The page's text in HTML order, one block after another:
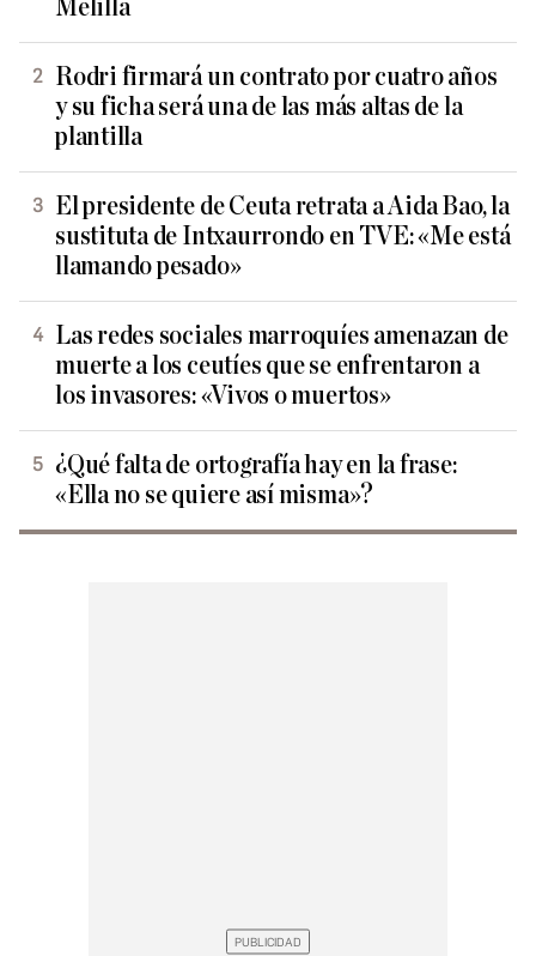
Melilla
Rodri firmará un contrato por cuatro años
y su ficha será una de las más altas de la
plantilla
El presidente de Ceuta retrata a Aida Bao, la
sustituta de Intxaurrondo en TVE: «Me está
llamando pesado»
Las redes sociales marroquíes amenazan de
muerte a los ceutíes que se enfrentaron a
los invasores: «Vivos o muertos»
¿Qué falta de ortografía hay en la frase:
«Ella no se quiere así misma»?